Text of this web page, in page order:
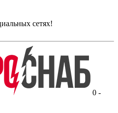
сетях!
0 -